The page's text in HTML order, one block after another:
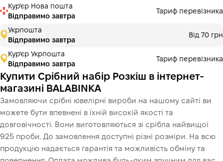
обирається на кроці оплати в корзині.
3 місяціх2 096.67 ₴
Це ще не оформлення кредитного договору. Ви просто
переходите до наступного кроку.
Купити
Курʼєр Нова пошта
Відправимо завтра
Тариф перевізника
Укрпошта
Відправимо завтра
Від 70 грн
Кур’єр Укрпошта
Відправимо завтра
Тариф перевізника
Купити Срібний набір Розкіш в інтернет-
магазині BALABINKA
Замовляючи срібні ювелірні вироби на нашому сайті ви
можете бути впевнені в їхній високій якості та
довговічності. Вони виготовляються зі срібла найвищої
925 проби. До замовлення доступні різні розміри. На всю
продукцію надається гарантія та можливість обміну та